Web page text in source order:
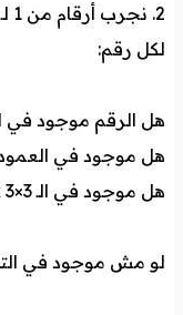
2. نجرب أرقام من 1 لـ 9
لكل رقم:
هل الرقم موجود في
هل موجود في
هل موجود في الـ 3×3 box؟
لو مش موجود في